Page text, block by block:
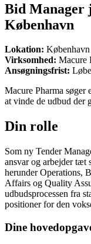
Bid Manager
København
Lokation: København
Virksomhed: Macure
Ansøgningsfrist:
Macure Pharma søger
at vinde de udbud der
Din rolle
Som ny Tender
ansvar og arbejder tæt
herunder Operations,
Affairs og Quality
udbudsprocessen fra
positioner for den
Dine